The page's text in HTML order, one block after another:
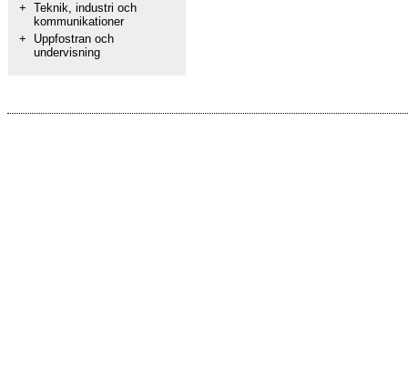
+ Teknik, industri och
kommunikationer
+
Uppfostran och
undervisning